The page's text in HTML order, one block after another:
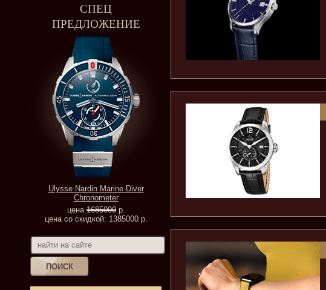
СПЕЦ
ПРЕДЛОЖЕНИЕ
Ulysse Nardin Marine Diver
Chronometer
цена 1685000р.
цена со скидкой: 1385000 р.